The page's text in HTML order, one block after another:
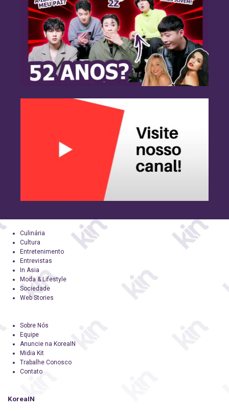
Culinária
Cultura
Entretenimento
Entrevistas
In Asia
Moda & Lifestyle
Sociedade
Web Stories
Sobre Nós
Equipe
Anuncie na KoreaIN
Midia Kit
Trabalhe Conosco
Contato
KoreaIN